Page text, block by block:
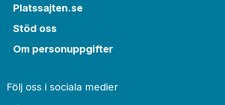
Platssajten.se
Stöd oss
Om personuppgifter
Följ oss i sociala medier